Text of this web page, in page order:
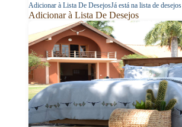
Adicionar à Lista De DesejosJá está na lista de desejos
Adicionar à Lista De Desejos